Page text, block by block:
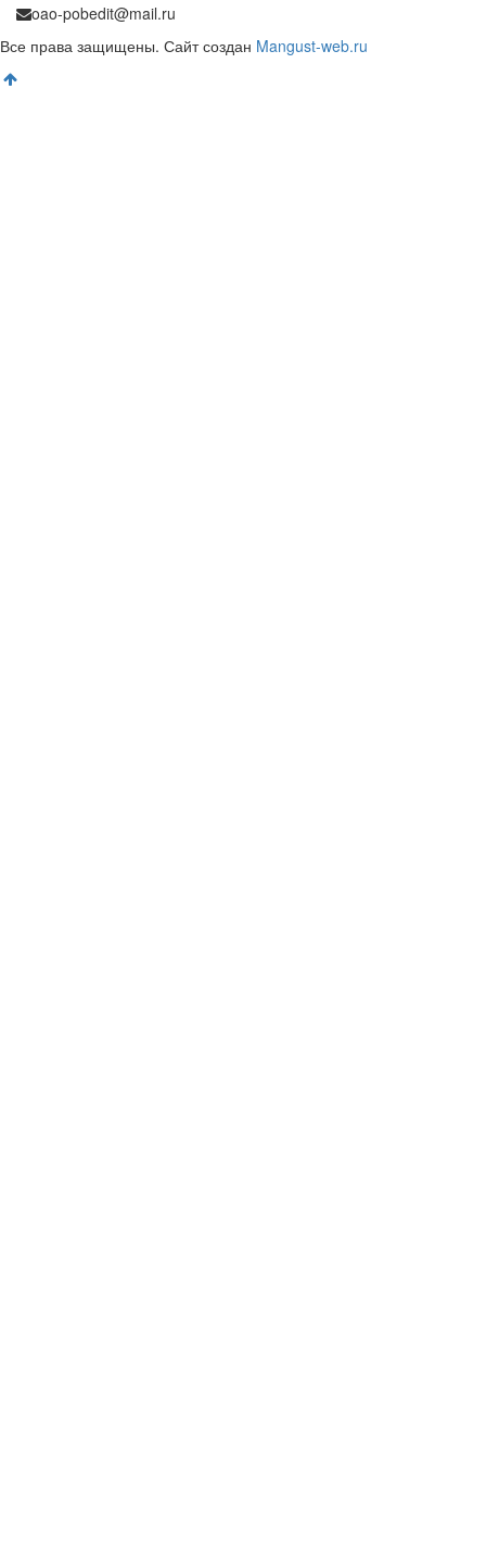
oao-pobedit@mail.ru
Все права защищены. Сайт создан Mangust-web.ru